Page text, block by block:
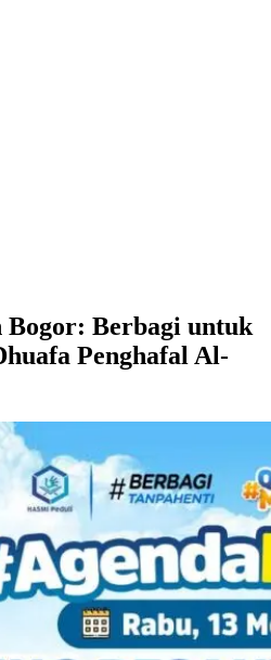
Berbagi untuk
Penghafal Al-